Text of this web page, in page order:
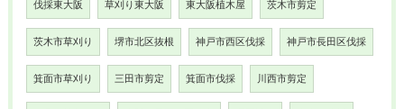
伐採東大阪 草刈り東大阪 東大阪植木屋 茨木市剪定
茨木市草刈り 堺市北区抜根 神戸市西区伐採 神戸市長田区伐採
箕面市草刈り 三田市剪定 箕面市伐採 川西市剪定